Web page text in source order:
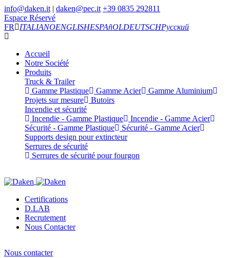
info@daken.it | daken@pec.it +39 0835 292811
Espace Réservé
FR
ITALIANOENGLISHESPAñOLDEUTSCHРусский
Accueil
Notre Société
Produits
Truck & Trailer
Gamme Plastique
Gamme Acier
Gamme Aluminium
Projets sur mesure
Butoirs
Incendie et sécurité
Incendie - Gamme Plastique
Incendie - Gamme Acier
Sécurité - Gamme Plastique
Sécurité - Gamme Acier
Supports design pour extincteur
Serrures de sécurité
Serrures de sécurité pour fourgon
Certifications
D.LAB
Recrutement
Nous Contacter
Nous contacter